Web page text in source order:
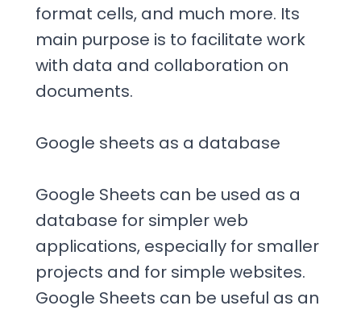
format cells, and much more. Its
main purpose is to facilitate work
with data and collaboration on
documents.
Google sheets as a database
Google Sheets can be used as a
database for simpler web
applications, especially for smaller
projects and for simple websites.
Google Sheets can be useful as an